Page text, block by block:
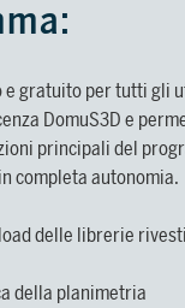
per guidarti
del software,
alla
E
Scopri di più >
e gratuito per tutti gli
DomuS3D e
principali del
completa autonomia.
delle librerie
della planimetria